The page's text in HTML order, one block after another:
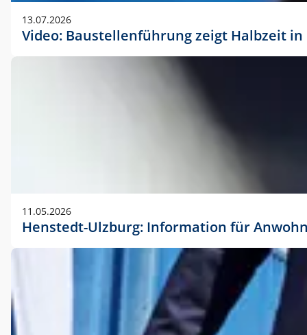
13.07.2026
Video: Baustellenführung zeigt Halbzeit
11.05.2026
Henstedt-Ulzburg: Information für